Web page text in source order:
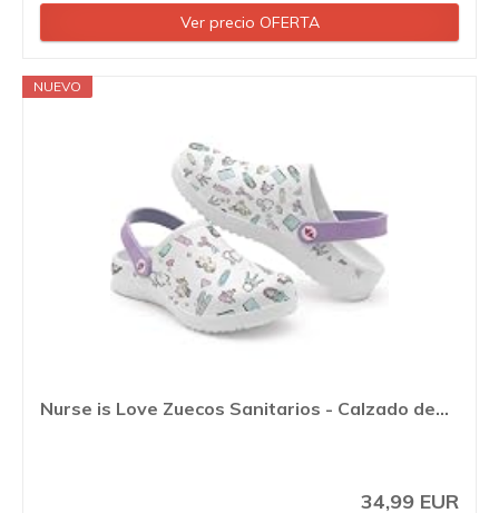
Ver precio OFERTA
NUEVO
Nurse is Love Zuecos Sanitarios - Calzado de...
34,99 EUR